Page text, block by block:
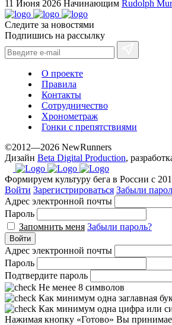
11 Июня 2026 Начинающим Rudolph
Следите за новостями
Подпишись на рассылку
О проекте
Правила
Контакты
Сотрудничество
Хронометраж
Гонки с препятствиями
©2012—2026 NewRunners
Дизайн Beta Digital Production,
Формируем культуру бега в России с
Войти Зарегистрироваться Забыли
Адрес электронной почты
Пароль
Запомнить меня Забыли пароль?
Войти
Адрес электронной почты
Пароль
Подтвердите пароль
Не менее 8 символов
Как минимум одна заглавная
Как минимум одна цифра или
Нажимая кнопку «Готово» Вы